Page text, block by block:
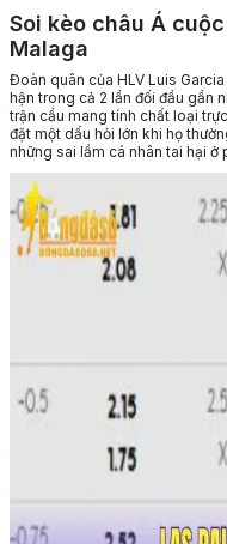
Soi kèo châu Á
Malaga
Đoàn quân của HLV Luis
hận trong cả 2 lần đối đầu gần
trận cầu mang tính chất loại
đặt một dấu hỏi lớn khi họ
những sai lầm cá nhân tai hại ở